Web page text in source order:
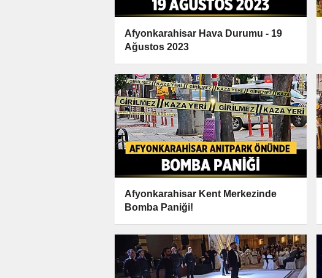
Afyonkarahisar Hava Durumu - 19
Ağustos 2023
Afyonkarahisar Kent Merkezinde
Bomba Paniği!